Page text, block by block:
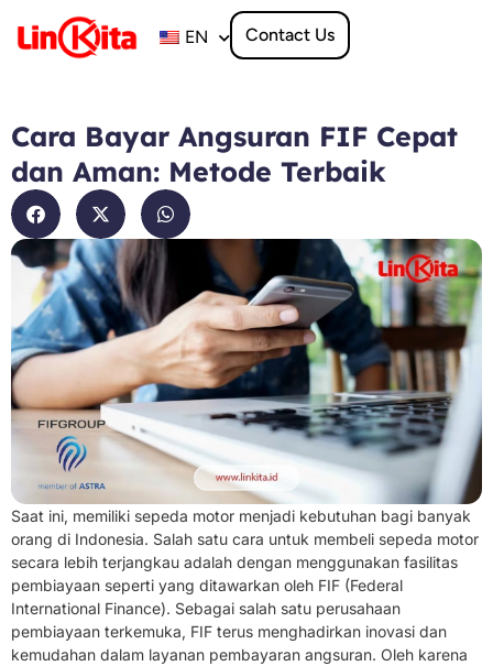
content
EN Contact Us
Cara Bayar Angsuran FIF Cepat
dan Aman: Metode Terbaik
Saat ini, memiliki sepeda motor menjadi kebutuhan bagi banyak
orang di Indonesia. Salah satu cara untuk membeli sepeda motor
secara lebih terjangkau adalah dengan menggunakan fasilitas
pembiayaan seperti yang ditawarkan oleh FIF (Federal
International Finance). Sebagai salah satu perusahaan
pembiayaan terkemuka, FIF terus menghadirkan inovasi dan
kemudahan dalam layanan pembayaran angsuran. Oleh karena